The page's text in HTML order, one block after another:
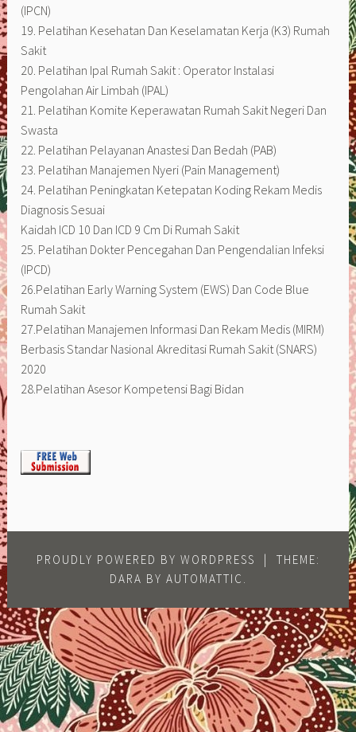
(IPCN)
19. Pelatihan Kesehatan Dan Keselamatan Kerja (K3) Rumah
Sakit
20. Pelatihan Ipal Rumah Sakit : Operator Instalasi
Pengolahan Air Limbah (IPAL)
21. Pelatihan Komite Keperawatan Rumah Sakit Negeri Dan
Swasta
22. Pelatihan Pelayanan Anastesi Dan Bedah (PAB)
23. Pelatihan Manajemen Nyeri (Pain Management)
24. Pelatihan Peningkatan Ketepatan Koding Rekam Medis
Diagnosis Sesuai
Kaidah ICD 10 Dan ICD 9 Cm Di Rumah Sakit
25. Pelatihan Dokter Pencegahan Dan Pengendalian Infeksi
(IPCD)
26.Pelatihan Early Warning System (EWS) Dan Code Blue
Rumah Sakit
27.Pelatihan Manajemen Informasi Dan Rekam Medis (MIRM)
Berbasis Standar Nasional Akreditasi Rumah Sakit (SNARS)
2020
28.Pelatihan Asesor Kompetensi Bagi Bidan
PROUDLY POWERED BY WORDPRESS |
THEME:
DARA BY AUTOMATTIC .